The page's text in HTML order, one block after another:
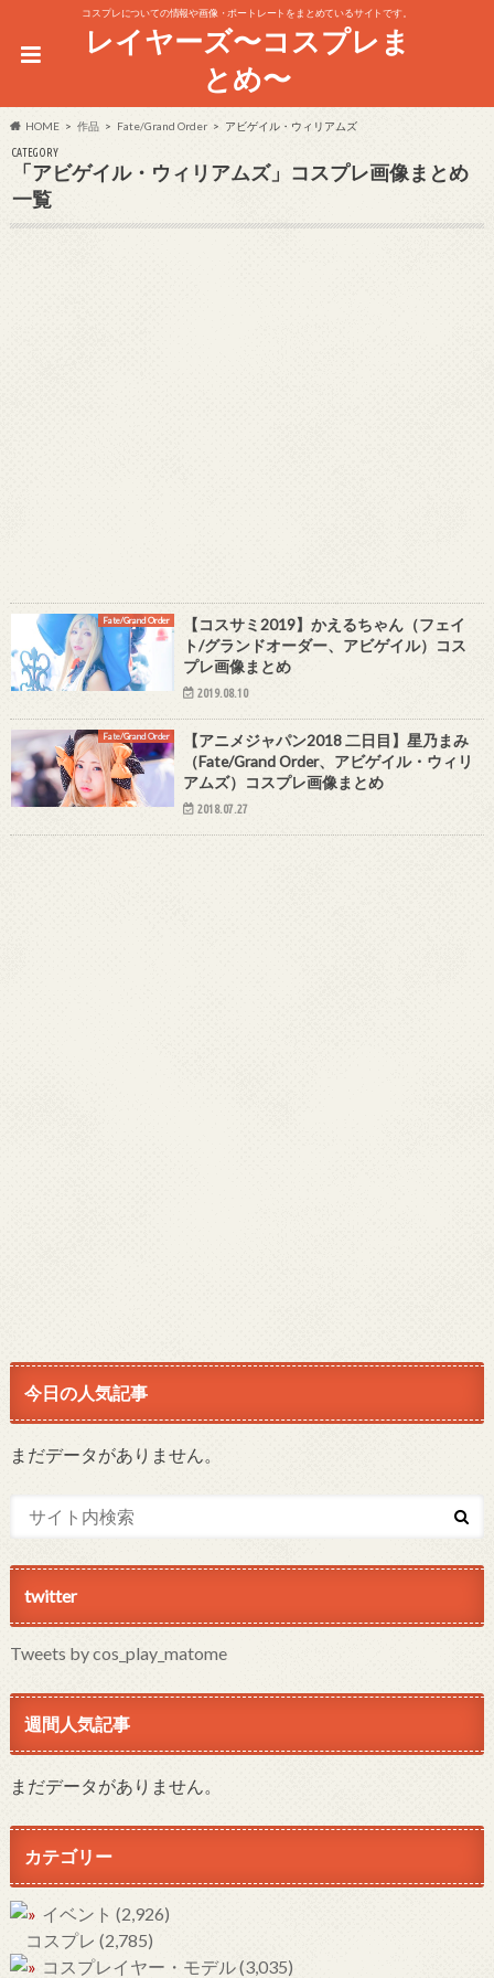
コスプレについての情報や画像・ポートレートをまとめているサイトです。
レイヤーズ〜コスプレま
とめ〜
HOME 作品 Fate/Grand Order アビゲイル・ウィリアムズ
CATEGORY
「アビゲイル・ウィリアムズ」コスプレ画像まとめ
一覧
Fate/Grand Order
【コスサミ2019】かえるちゃん（フェイ
ト/グランドオーダー、アビゲイル）コス
プレ画像まとめ
2019.08.10
Fate/Grand Order
【アニメジャパン2018 二日目】星乃まみ
（Fate/Grand Order、アビゲイル・ウィリ
アムズ）コスプレ画像まとめ
2018.07.27
今日の人気記事
まだデータがありません。
twitter
Tweets by cos_play_matome
週間人気記事
まだデータがありません。
カテゴリー
イベント (2,926)
コスプレ (2,785)
コスプレイヤー・モデル(3,035)